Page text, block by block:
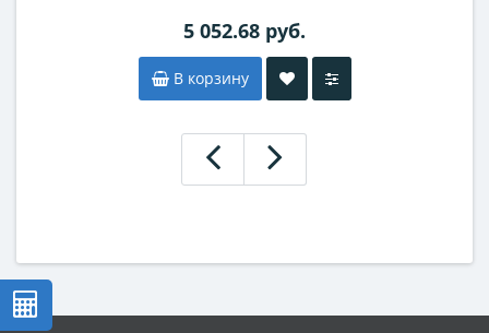
5 052.68 руб.
В корзину